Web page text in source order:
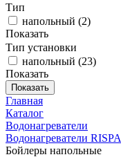
Тип
напольный (2)
Показать
Тип установки
напольный (23)
Показать
Показать
Главная
Каталог
Водонагреватели
Водонагреватели RISPA
Бойлеры напольные